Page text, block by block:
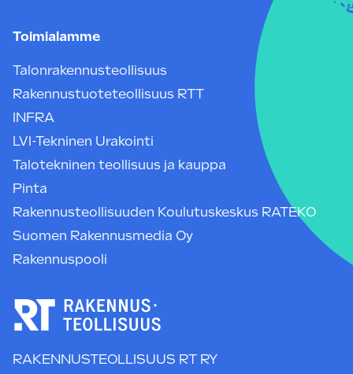
Toimialamme
Talonrakennusteollisuus
Rakennustuoteteollisuus RTT
INFRA
LVI-Tekninen Urakointi
Talotekninen teollisuus ja kauppa
Pinta
Rakennusteollisuuden Koulutuskeskus RATEKO
Suomen Rakennusmedia Oy
Rakennuspooli
RAKENNUSTEOLLISUUS RT RY